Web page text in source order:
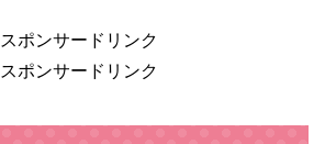
スポンサードリンク
スポンサードリンク